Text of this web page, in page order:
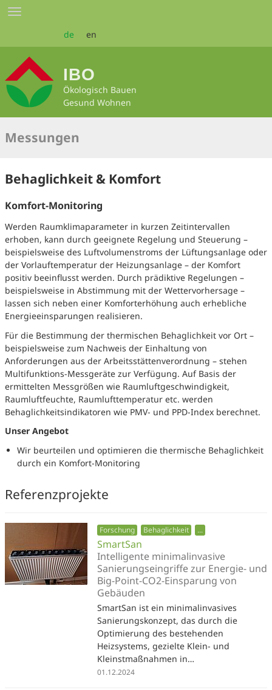
Zum
Seiteninhalt
Toggle
de en
IBO
Ökologisch Bauen
Gesund Wohnen
Messungen
Behaglichkeit & Komfort
Komfort-Monitoring
Werden Raumklimaparameter in kurzen Zeitintervallen
erhoben, kann durch geeignete Regelung und Steuerung –
beispielsweise des Luftvolumenstroms der Lüftungsanlage oder
der Vorlauftemperatur der Heizungsanlage – der Komfort
positiv beeinflusst werden. Durch prädiktive Regelungen –
beispielsweise in Abstimmung mit der Wettervorhersage –
lassen sich neben einer Komforterhöhung auch erhebliche
Energieeinsparungen realisieren.
Für die Bestimmung der thermischen Behaglichkeit vor Ort –
beispielsweise zum Nachweis der Einhaltung von
Anforderungen aus der Arbeitsstättenverordnung – stehen
Multifunktions-Messgeräte zur Verfügung. Auf Basis der
ermittelten Messgrößen wie Raumluftgeschwindigkeit,
Raumluftfeuchte, Raumlufttemperatur etc. werden
Behaglichkeitsindikatoren wie PMV- und PPD-Index berechnet.
Unser Angebot
Wir beurteilen und optimieren die thermische Behaglichkeit
durch ein Komfort-Monitoring
Referenzprojekte
Forschung Behaglichkeit ...
SmartSan
Intelligente minimalinvasive
Sanierungseingriffe zur Energie- und
Big-Point-CO2-Einsparung von
Gebäuden
SmartSan ist ein minimalinvasives
Sanierungskonzept, das durch die
Optimierung des bestehenden
Heizsystems, gezielte Klein- und
Kleinstmaßnahmen in…
01.12.2024